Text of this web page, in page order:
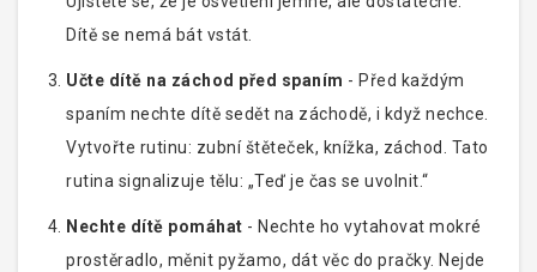
Dítě se nemá bát vstát.
Učte dítě na záchod před spaním - Před každým
spaním nechte dítě sedět na záchodě, i když nechce.
Vytvořte rutinu: zubní štěteček, knížka, záchod. Tato
rutina signalizuje tělu: „Teď je čas se uvolnit.“
Nechte dítě pomáhat - Nechte ho vytahovat mokré
prostěradlo, měnit pyžamo, dát věc do pračky. Nejde